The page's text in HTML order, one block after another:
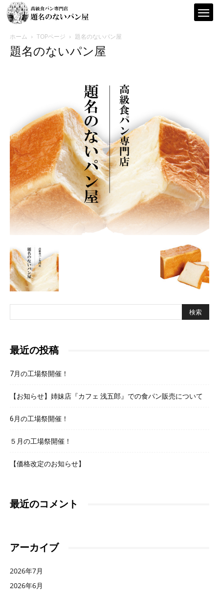
ホーム TOPページ 題名のないパン屋
題名のないパン屋
最近の投稿
7月の工場祭開催！
【お知らせ】姉妹店『カフェ 浅五郎』での食パン販売について
6月の工場祭開催！
５月の工場祭開催！
【価格改定のお知らせ】
最近のコメント
アーカイブ
2026年7月
2026年6月